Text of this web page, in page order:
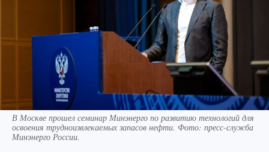
В Москве прошел семинар Минэнерго по развитию технологий для
освоения трудноизвлекаемых запасов нефти. Фото: пресс-служба
Минэнерго России.